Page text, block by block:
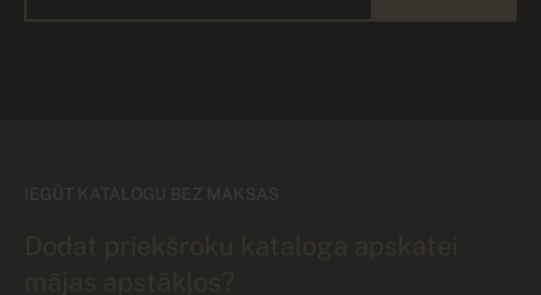
IEGŪT KATALOGU BEZ MAKSAS